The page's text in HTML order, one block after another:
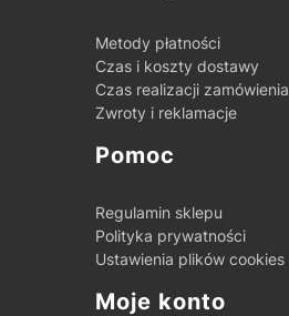
Metody płatności
Czas i koszty dostawy
Czas realizacji zamówienia
Zwroty i reklamacje
Pomoc
Regulamin sklepu
Polityka prywatności
Ustawienia plików cookies
Moje konto